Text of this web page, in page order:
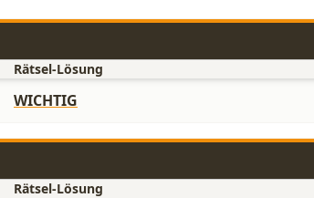
Rätsel-Lösung
WICHTIG
Rätsel-Lösung